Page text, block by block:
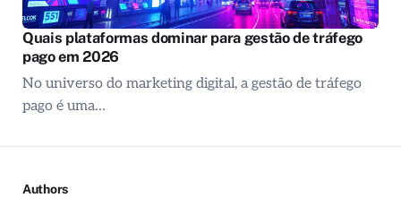
Quais plataformas dominar para gestão de tráfego
pago em 2026
No universo do marketing digital, a gestão de tráfego
pago é uma…
Authors